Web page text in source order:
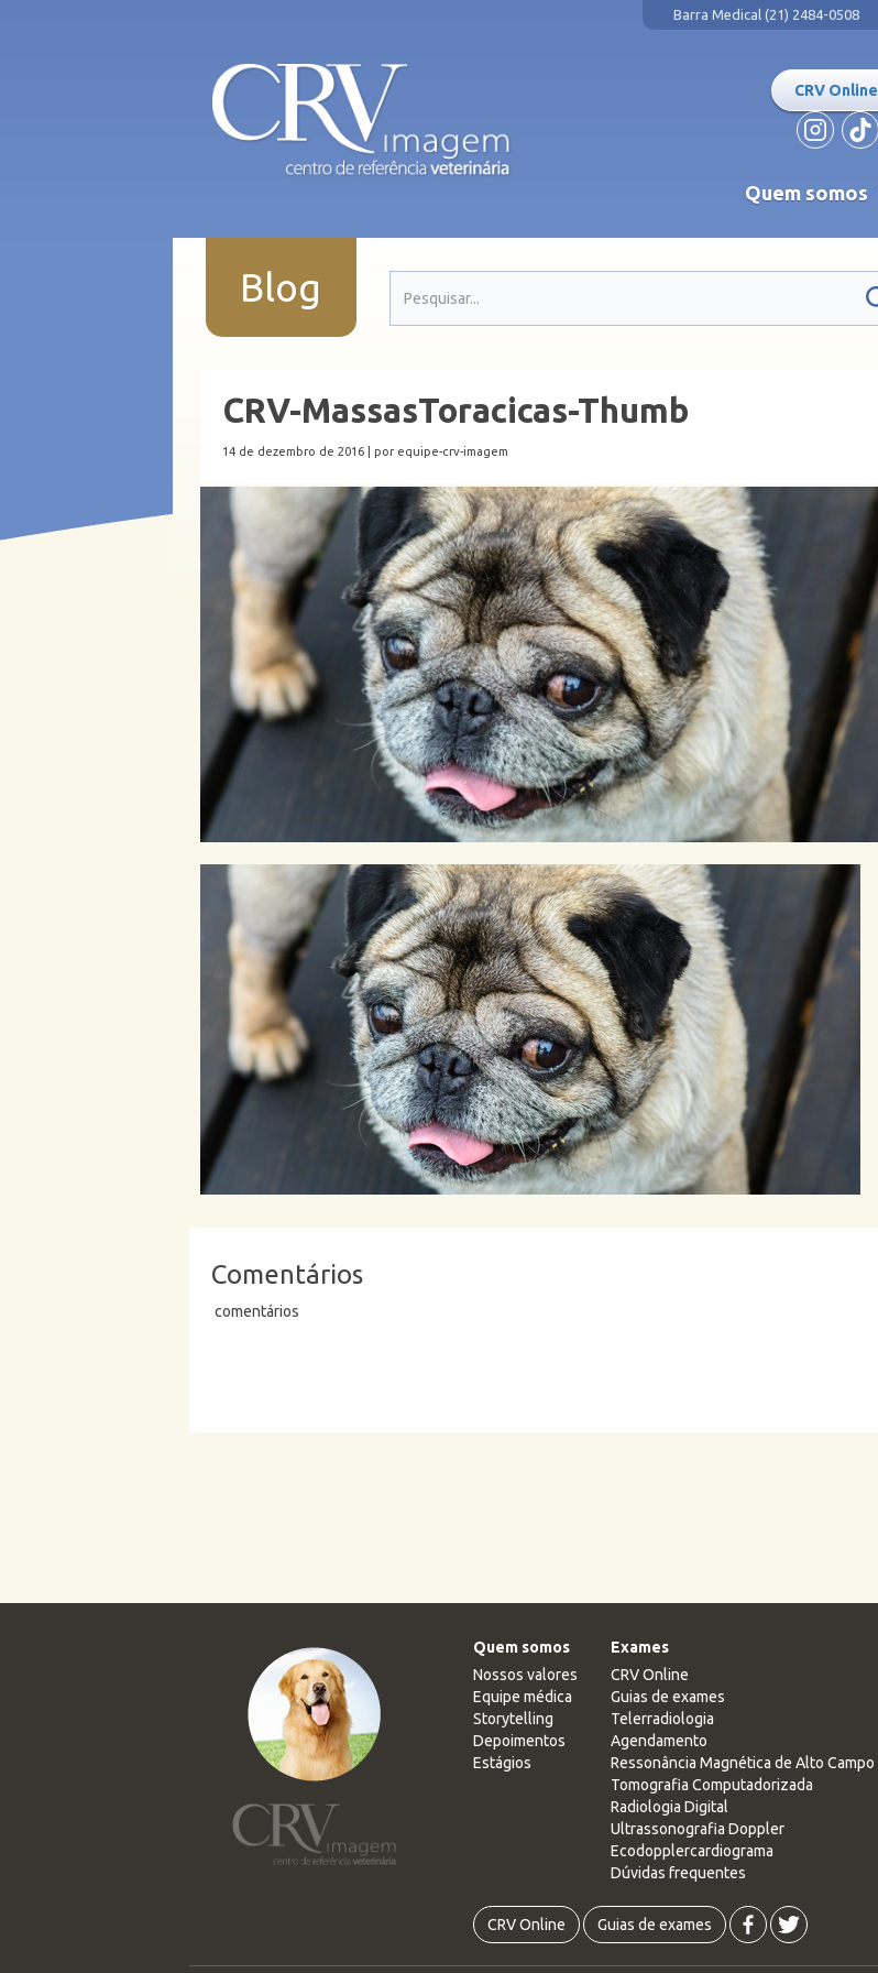
Barra Medical (21) 2484-0508
CRV Online
Quem somos
Blog
CRV-MassasToracicas-Thumb
14 de dezembro de 2016 | por equipe-crv-imagem
Comentários
comentários
Quem somos
Nossos valores
Equipe médica
Storytelling
Depoimentos
Estágios
Exames
CRV Online
Guias de exames
Telerradiologia
Agendamento
Ressonância Magnética de Alto Campo
Tomografia Computadorizada
Radiologia Digital
Ultrassonografia Doppler
Ecodopplercardiograma
Dúvidas frequentes
CRV Online Guias de exames